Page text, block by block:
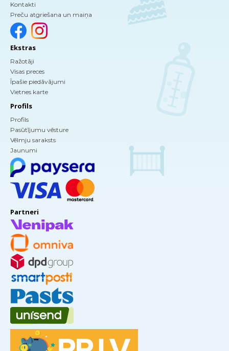
Kontakti
Preču atgriešana un maiņa
Ekstras
Ražotāji
Visas preces
Īpašie piedāvājumi
Vietnes karte
Profils
Profils
Pasūtījumu vēsture
Vēlmju saraksts
Jaunumi
Partneri